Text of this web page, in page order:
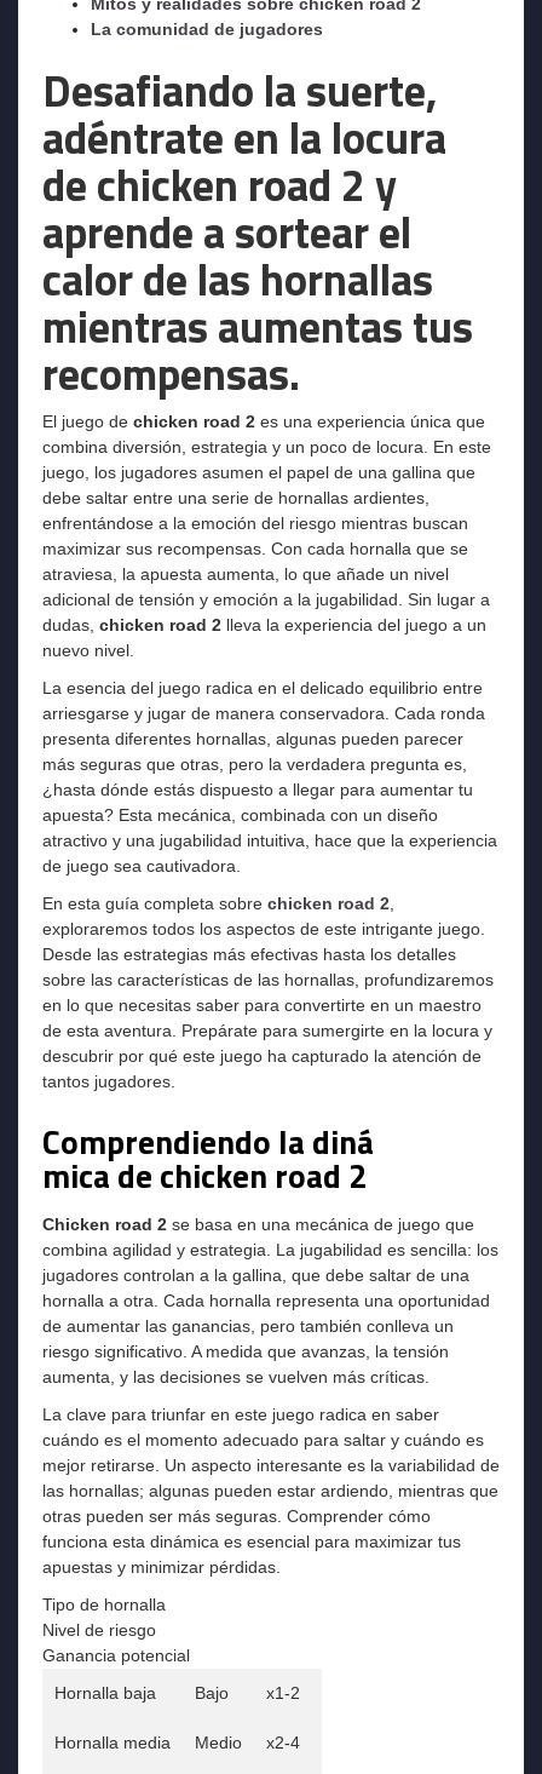
La comunidad de jugadores
Desafiando la suerte,
adéntrate en la locura
de chicken road 2 y
aprende a sortear el
calor de las hornallas
mientras aumentas tus
recompensas.
El juego de chicken road 2 es una experiencia única que
combina diversión, estrategia y un poco de locura. En este
juego, los jugadores asumen el papel de una gallina que
debe saltar entre una serie de hornallas ardientes,
enfrentándose a la emoción del riesgo mientras buscan
maximizar sus recompensas. Con cada hornalla que se
atraviesa, la apuesta aumenta, lo que añade un nivel
adicional de tensión y emoción a la jugabilidad. Sin lugar a
dudas, chicken road 2 lleva la experiencia del juego a un
nuevo nivel.
La esencia del juego radica en el delicado equilibrio entre
arriesgarse y jugar de manera conservadora. Cada ronda
presenta diferentes hornallas, algunas pueden parecer
más seguras que otras, pero la verdadera pregunta es,
¿hasta dónde estás dispuesto a llegar para aumentar tu
apuesta? Esta mecánica, combinada con un diseño
atractivo y una jugabilidad intuitiva, hace que la experiencia
de juego sea cautivadora.
En esta guía completa sobre chicken road 2
exploraremos todos los aspectos de este intrigante juego.
Desde las estrategias más efectivas hasta los detalles
sobre las características de las hornallas, profundizaremos
en lo que necesitas saber para convertirte en un maestro
de esta aventura. Prepárate para sumergirte en la locura y
descubrir por qué este juego ha capturado la atención de
tantos jugadores.
Comprendiendo la diná
mica de chicken road 2
Chicken road 2 se basa en una mecánica de juego que
combina agilidad y estrategia. La jugabilidad es sencilla: los
jugadores controlan a la gallina, que debe saltar de una
hornalla a otra. Cada hornalla representa una oportunidad
de aumentar las ganancias, pero también conlleva un
riesgo significativo. A medida que avanzas, la tensión
aumenta, y las decisiones se vuelven más críticas.
La clave para triunfar en este juego radica en saber
cuándo es el momento adecuado para saltar y cuándo es
mejor retirarse. Un aspecto interesante es la variabilidad de
las hornallas; algunas pueden estar ardiendo, mientras que
otras pueden ser más seguras. Comprender cómo
funciona esta dinámica es esencial para maximizar tus
apuestas y minimizar pérdidas.
Tipo de hornalla
Nivel de riesgo
Ganancia potencial
Hornalla baja
Bajo x1-2
Hornalla media Medio x2-4